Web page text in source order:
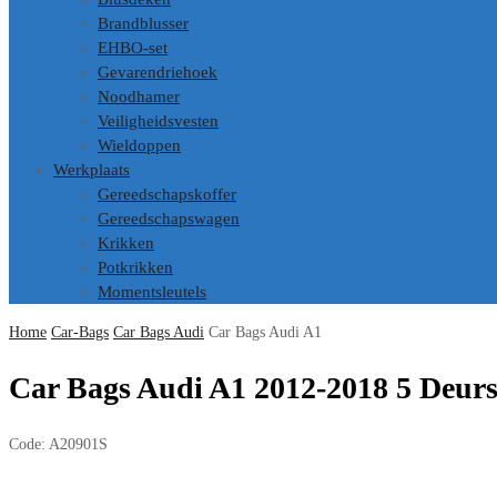
Brandblusser
EHBO-set
Gevarendriehoek
Noodhamer
Veiligheidsvesten
Wieldoppen
Werkplaats
Gereedschapskoffer
Gereedschapswagen
Krikken
Potkrikken
Momentsleutels
Home Car-Bags Car Bags Audi Car Bags Audi A1
Car Bags Audi A1 2012-2018 5 Deurs
Code: A20901S